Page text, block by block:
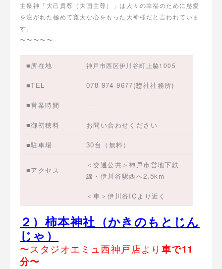
主祭神「大己貴尊（大国主尊）」は人々の幸福のために慈愛
を注がれた極めて寛大な心をもった大神様だと言われていま
す。
〜〜〜〜〜
■所在地 神戸市西区伊川谷町上脇1005
■TEL 078-974-9677(惣社社務所)
■営業時間 ―
■御初穂料 お問い合わせください
■駐車場 30台（無料）
■アクセス
＜交通公共＞神戸市営地下鉄
線・伊川谷駅西へ2.5km
＜車＞伊川谷ICより近く
２）柿本神社（かきのもとじん
じゃ）
〜スタジオエミュ西神戸店より 車で11
分〜